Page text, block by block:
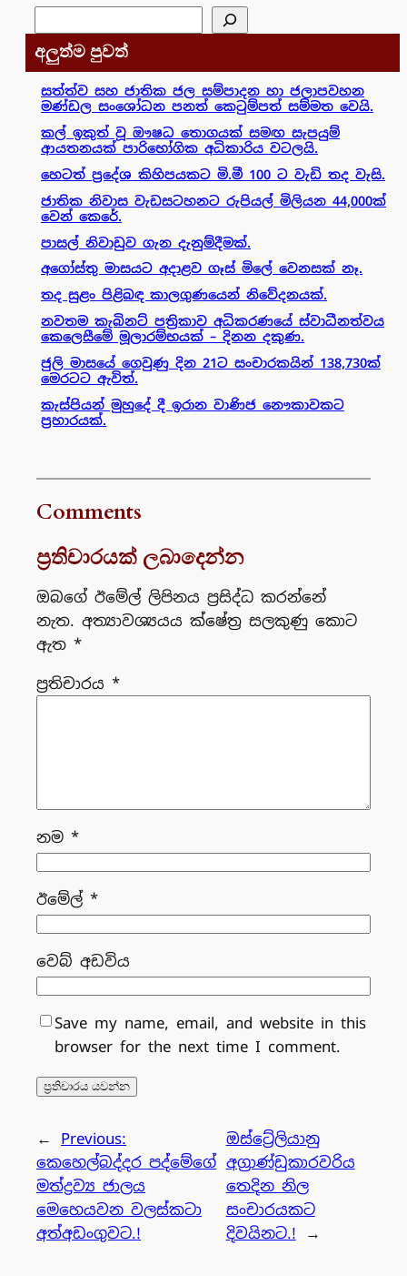
අලුත්ම පුවත්
සත්ත්ව සහ ජාතික ජල සම්පාදන හා ජලාපවහන
මණ්ඩල සංශෝධන පනත් කෙටුම්පත් සම්මත වෙයි.
කල් ඉකුත් වූ ඖෂධ තොගයක් සමඟ සැපයුම්
ආයතනයක් පාරිභෝගික අධිකාරිය වටලයි.
හෙටත් ප්‍රදේශ කිහිපයකට මි.මී 100 ට වැඩි තද වැසි.
ජාතික නිවාස වැඩසටහනට රුපියල් මිලියන 44,000ක්
වෙන් කෙරේ.
පාසල් නිවාඩුව ගැන දැනුම්දීමක්.
අගෝස්තු මාසයට අදාළව ගෑස් මිලේ වෙනසක් නෑ.
තද සුළං පිළිබඳ කාලගුණයෙන් නිවේදනයක්.
නවතම කැබිනට් පත්‍රිකාව අධිකරණයේ ස්වාධීනත්වය
කෙලෙසීමේ මූලාරම්භයක් – දිනන දකුණ.
ජුලි මාසයේ ගෙවුණු දින 21ට සංචාරකයින් 138,730ක්
මෙරටට ඇවිත්.
කැස්පියන් මුහුදේ දී ඉරාන වාණිජ නෞකාවකට
ප්‍රහාරයක්.
Comments
ප්‍රතිචාරයක් ලබාදෙන්න
ඔබගේ ඊමේල් ලිපිනය ප්‍රසිද්ධ කරන්නේ
නැත. අත්‍යාවශ්‍යයය ක්ෂේත්‍ර සලකුණු කොට
ඇත *
ප්‍රතිචාරය *
නම *
ඊමේල් *
වෙබ් අඩවිය
Save my name, email, and website in this
browser for the next time I comment.
←
Previous:
කෙහෙල්බද්දර පද්මේගේ
මත්ද්‍රව්‍ය ජාලය
මෙහෙයවන වලස්කටා
අත්අඩංගුවට.!
ඔස්ට්‍රේලියානු
අග්‍රාණ්ඩුකාරවරිය
තෙදින නිල
සංචාරයකට
දිවයිනට.!
→